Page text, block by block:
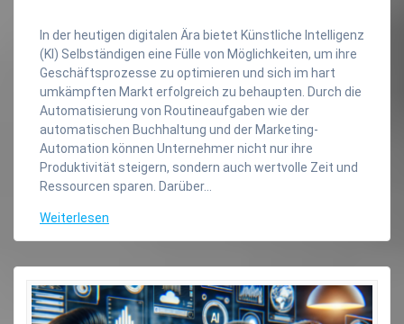
In der heutigen digitalen Ära bietet Künstliche Intelligenz
(KI) Selbständigen eine Fülle von Möglichkeiten, um ihre
Geschäftsprozesse zu optimieren und sich im hart
umkämpften Markt erfolgreich zu behaupten. Durch die
Automatisierung von Routineaufgaben wie der
automatischen Buchhaltung und der Marketing-
Automation können Unternehmer nicht nur ihre
Produktivität steigern, sondern auch wertvolle Zeit und
Ressourcen sparen. Darüber…
Weiterlesen